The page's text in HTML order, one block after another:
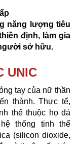
năng lượng tiêu
định, làm gia
sở hữu.
UNIC
tay của nữ thần
thành. Thực tế,
thể thuộc họ đá
thống tinh thể
(silicon dioxide,